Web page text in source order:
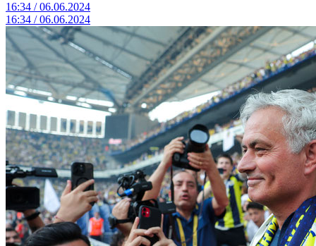
16:34 / 06.06.2024
16:34 / 06.06.2024